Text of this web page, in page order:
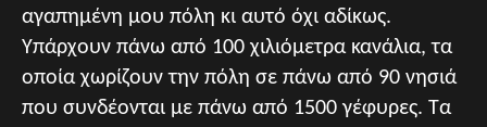
αγαπημένη μου πόλη κι αυτό όχι αδίκως.
Υπάρχουν πάνω από 100 χιλιόμετρα κανάλια, τα
οποία χωρίζουν την πόλη σε πάνω από 90 νησιά
που συνδέονται με πάνω από 1500 γέφυρες. Τα